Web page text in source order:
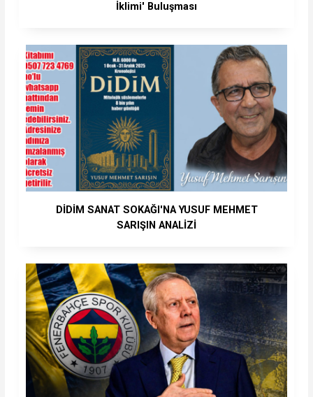
İklimi' Buluşması
DİDİM SANAT SOKAĞI'NA YUSUF MEHMET
SARIŞIN ANALİZİ